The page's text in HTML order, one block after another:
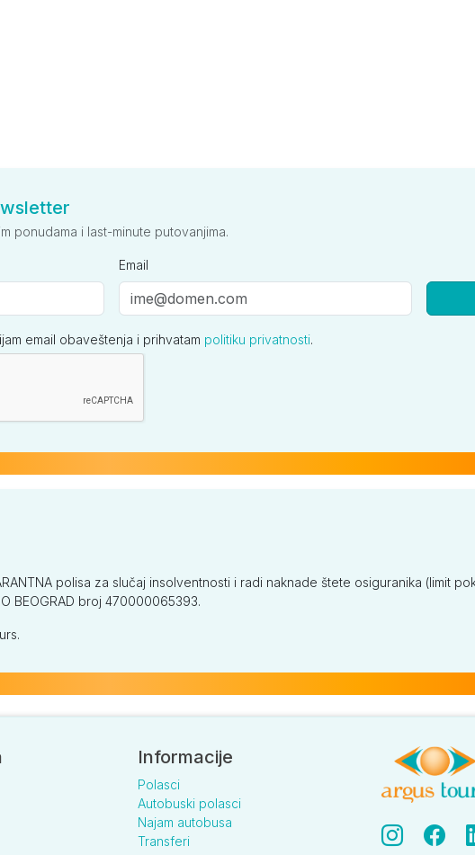
ponudama i last-minute putovanjima.
Email
email obaveštenja i prihvatam politiku privatnosti.
polisa za slučaj insolventnosti i radi naknade štete osiguranika (limit
BEOGRAD broj 470000065393.
Informacije
Polasci
Autobuski polasci
Najam autobusa
Transferi